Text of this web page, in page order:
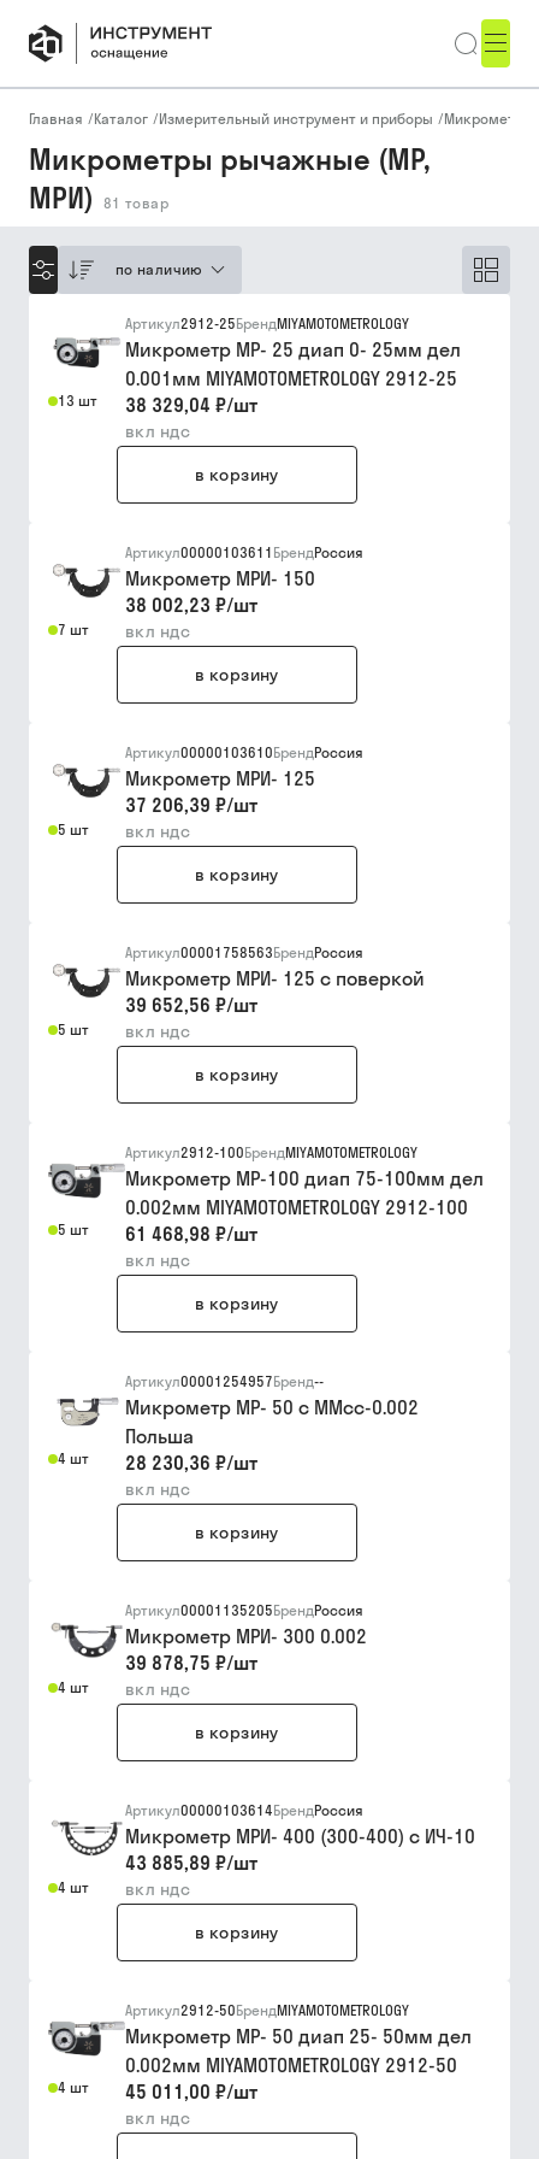
Главная /Каталог /Измерительный инструмент и приборы /Микрометры
Микрометры рычажные (МР,
МРИ)
81 товар
по наличию
13 шт
Артикул2912-25БрендMIYAMOTOMETROLOGY
Микрометр МР- 25 диап 0- 25мм дел
0.001мм MIYAMOTOMETROLOGY 2912-25
38 329,04 ₽/шт
вкл ндс
в корзину
7 шт
Артикул00000103611 БрендРоссия
Микрометр МРИ- 150
38 002,23 ₽/шт
вкл ндс
в корзину
5 шт
Артикул00000103610БрендРоссия
Микрометр МРИ- 125
37 206,39 ₽/шт
вкл ндс
в корзину
5 шт
Артикул00001758563БрендРоссия
Микрометр МРИ- 125 с поверкой
39 652,56 ₽/шт
вкл ндс
в корзину
5 шт
Артикул2912-100БрендMIYAMOTOMETROLOGY
Микрометр МР-100 диап 75-100мм дел
0.002мм MIYAMOTOMETROLOGY 2912-100
61 468,98 ₽/шт
вкл ндс
в корзину
4 шт
Артикул00001254957Бренд--
Микрометр МР- 50 с ММсс-0.002
Польша
28 230,36 ₽/шт
вкл ндс
в корзину
4 шт
Артикул00001135205БрендРоссия
Микрометр МРИ- 300 0.002
39 878,75 ₽/шт
вкл ндс
в корзину
4 шт
Артикул00000103614БрендРоссия
Микрометр МРИ- 400 (300-400) с ИЧ-10
43 885,89 ₽/шт
вкл ндс
в корзину
4 шт
Артикул2912-50БрендMIYAMOTOMETROLOGY
Микрометр МР- 50 диап 25- 50мм дел
0.002мм MIYAMOTOMETROLOGY 2912-50
45 011,00 ₽/шт
вкл ндс